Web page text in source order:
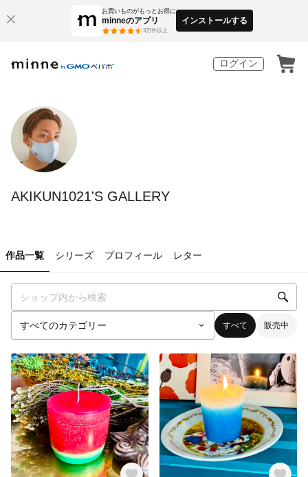
お買いものがもっとお得に
minneのアプリ
3万件以上
インストールする
ログイン
AKIKUN1021'S GALLERY
作品一覧 シリーズ プロフィール レター
すべて 販売中